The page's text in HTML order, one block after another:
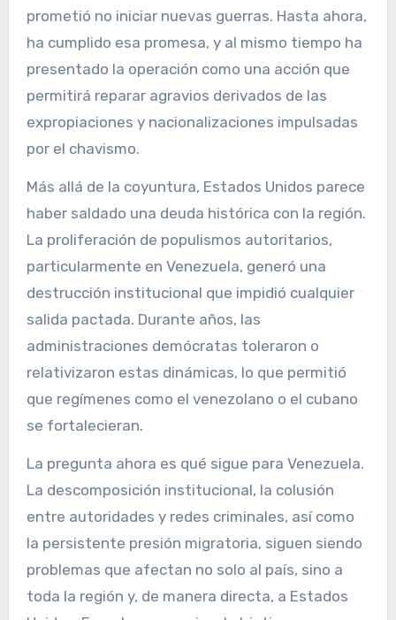
prometió no iniciar nuevas guerras. Hasta ahora,
ha cumplido esa promesa, y al mismo tiempo ha
presentado la operación como una acción que
permitirá reparar agravios derivados de las
expropiaciones y nacionalizaciones impulsadas
por el chavismo.
Más allá de la coyuntura, Estados Unidos parece
haber saldado una deuda histórica con la región.
La proliferación de populismos autoritarios,
particularmente en Venezuela, generó una
destrucción institucional que impidió cualquier
salida pactada. Durante años, las
administraciones demócratas toleraron o
relativizaron estas dinámicas, lo que permitió
que regímenes como el venezolano o el cubano
se fortalecieran.
La pregunta ahora es qué sigue para Venezuela.
La descomposición institucional, la colusión
entre autoridades y redes criminales, así como
la persistente presión migratoria, siguen siendo
problemas que afectan no solo al país, sino a
toda la región y, de manera directa, a Estados